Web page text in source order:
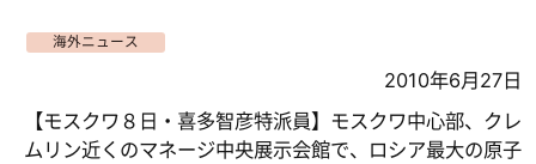
海外ニュース
2010年6月27日
【モスクワ８日・喜多智彦特派員】モスクワ中心部、クレ
ムリン近くのマネージ中央展示会館で、ロシア最大の原子